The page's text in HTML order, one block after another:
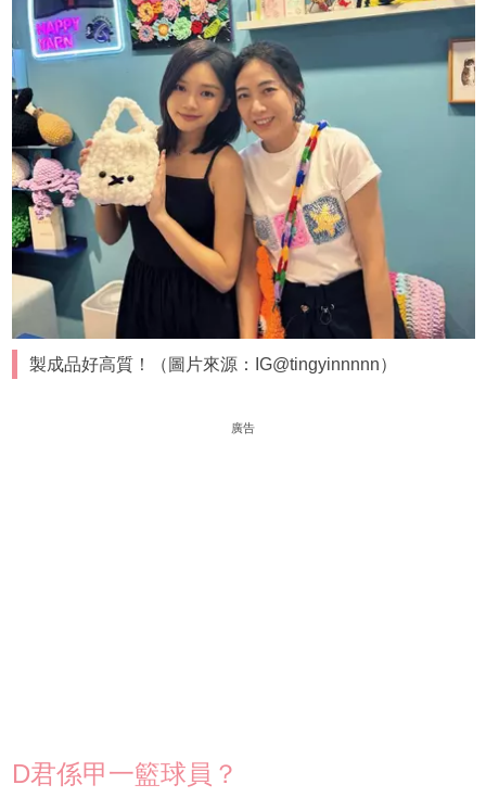
製成品好高質！（圖片來源：IG@tingyinnnnn）
廣告
D君係甲一籃球員？